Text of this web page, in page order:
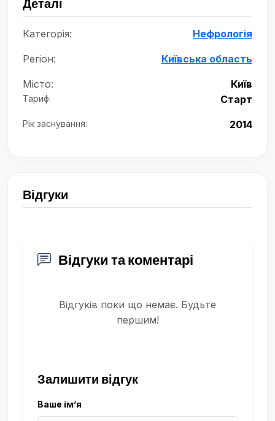
Деталі
Категорія: Нефрологія
Регіон: Київська область
Місто: Київ
Тариф: Старт
Рік заснування: 2014
Відгуки
Відгуки та коментарі
Відгуків поки що немає. Будьте
першим!
Залишити відгук
Ваше ім’я